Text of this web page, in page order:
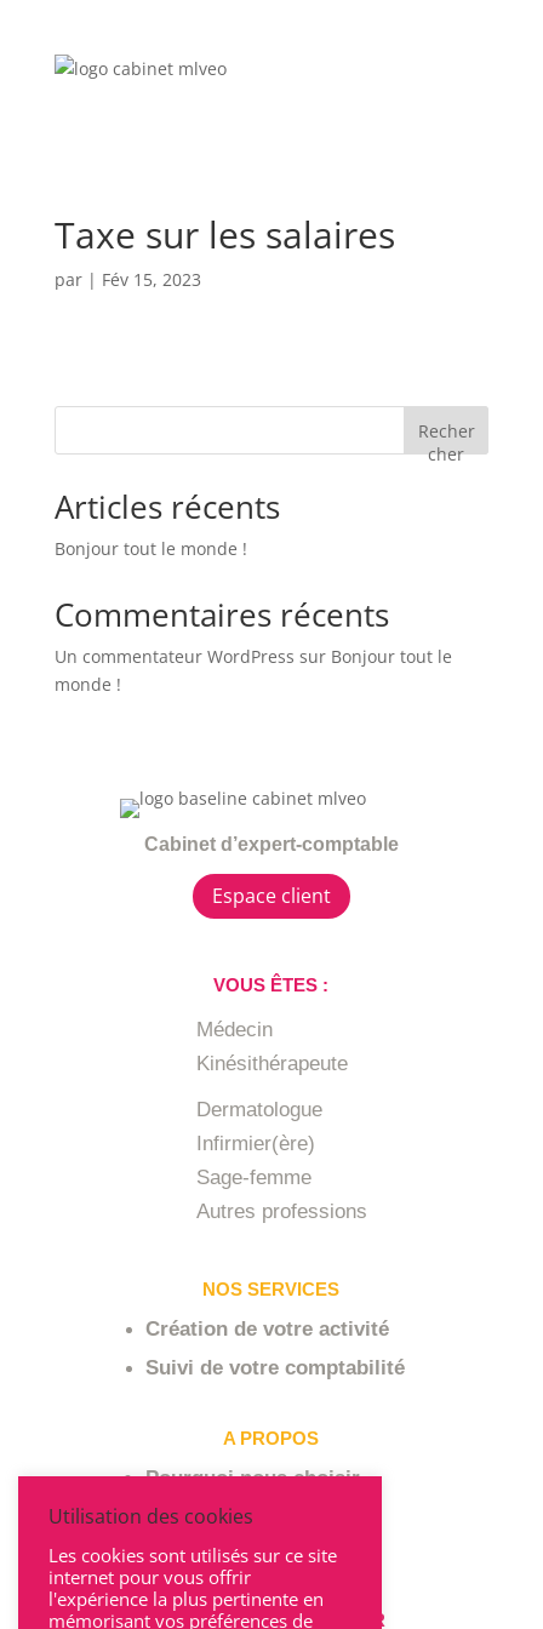
Taxe sur les salaires
par | Fév 15, 2023
Recher
cher
Articles récents
Bonjour tout le monde !
Commentaires récents
Un commentateur WordPress sur Bonjour tout le
monde !
Cabinet d’expert-comptable
Espace client
VOUS ÊTES :
Médecin
Kinésithérapeute
Dermatologue
Infirmier(ère)
Sage-femme
Autres professions
NOS SERVICES
Création de votre activité
Suivi de votre comptabilité
A PROPOS
Pourquoi nous choisir
Qui sommes-nous ?
POUR NOUS CONTACTER
Utilisation des cookies
Les cookies sont utilisés sur ce site
internet pour vous offrir
l'expérience la plus pertinente en
mémorisant vos préférences de